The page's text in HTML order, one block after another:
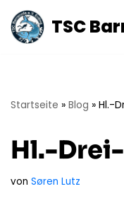
Zum
TSC
Startseite » Blog » Hl.-
Hl.-
von Søren Lutz